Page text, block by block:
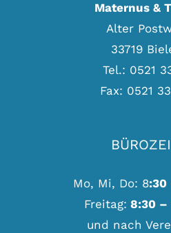
Maternus &
Alter
33719
Tel.: 0521
Fax: 0521
Mo, Mi, Do: 8:30
Freitag: 8:30 –
und nach